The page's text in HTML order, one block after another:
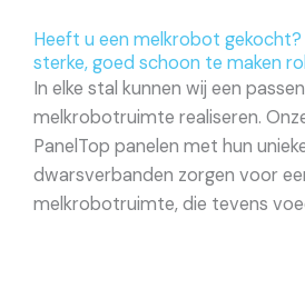
Heeft u een melkrobot
sterke, goed schoon te maken
In elke stal kunnen wij een
melkrobotruimte realiseren.
PanelTop panelen met hun
dwarsverbanden zorgen voor
melkrobotruimte, die tevens